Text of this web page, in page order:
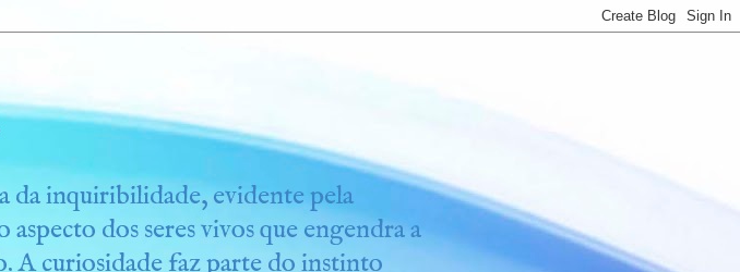
da inquiribilidade, evidente pela
aspecto dos seres vivos que engendra a
A curiosidade faz parte do instinto